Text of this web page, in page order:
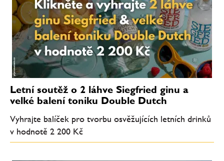
Letní soutěž o 2 láhve Siegfried ginu a
velké balení toniku Double Dutch
Vyhrajte balíček pro tvorbu osvěžujících letních drinků
v hodnotě 2 200 Kč